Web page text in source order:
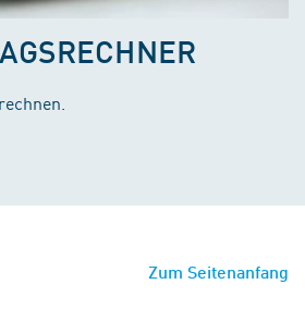
Zum Seitenanfang